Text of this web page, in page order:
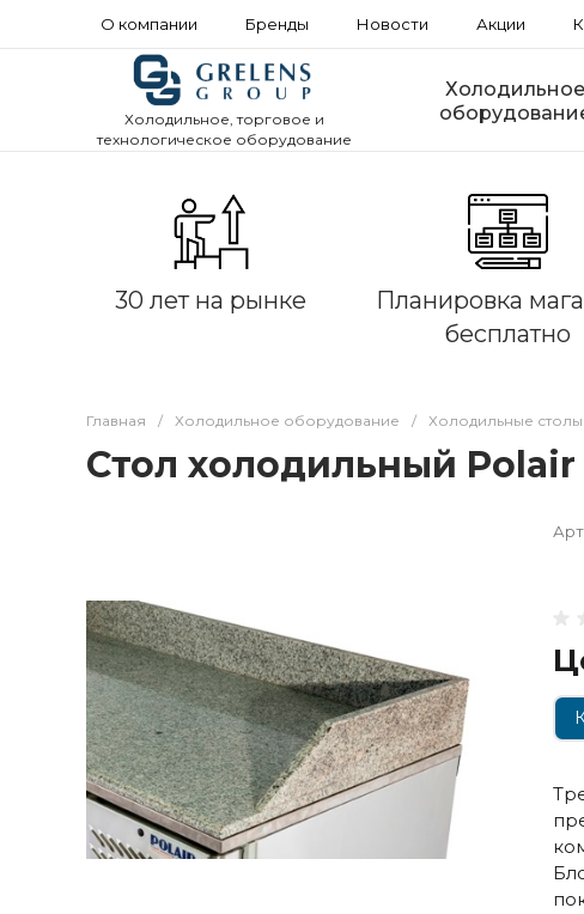
О компании Бренды Новости Акции
Холодильное, торговое и
технологическое оборудование
Холодильное
30 лет на рынке
Планировка
бесплатно
Главная / Холодильное оборудование / Холодильные столы
Стол холодильный Polair